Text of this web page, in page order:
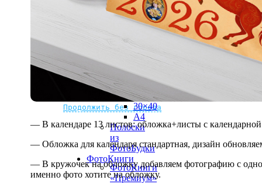
Не нашли Ваш город?
Мы доставляем по всему миру
Продолжить без города
рамке
10х10
10×15
15×15
20×20
20×30
30×30
30×40
A4
Полоски
из
ФотоБудки
ФотоКниги
ФотоКниги
«Премиум»
— В календаре 13 листов: обложка+листы с календарной
— Обложка для календаря стандартная, дизайн
— В кружочек на обложку добавляем фотографию с
именно фото хотите на обложку.